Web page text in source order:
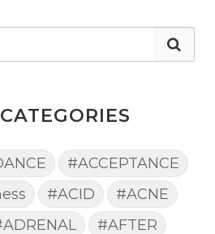
#ACCEPTANCE
#ACID
#ACNE
#AFTER